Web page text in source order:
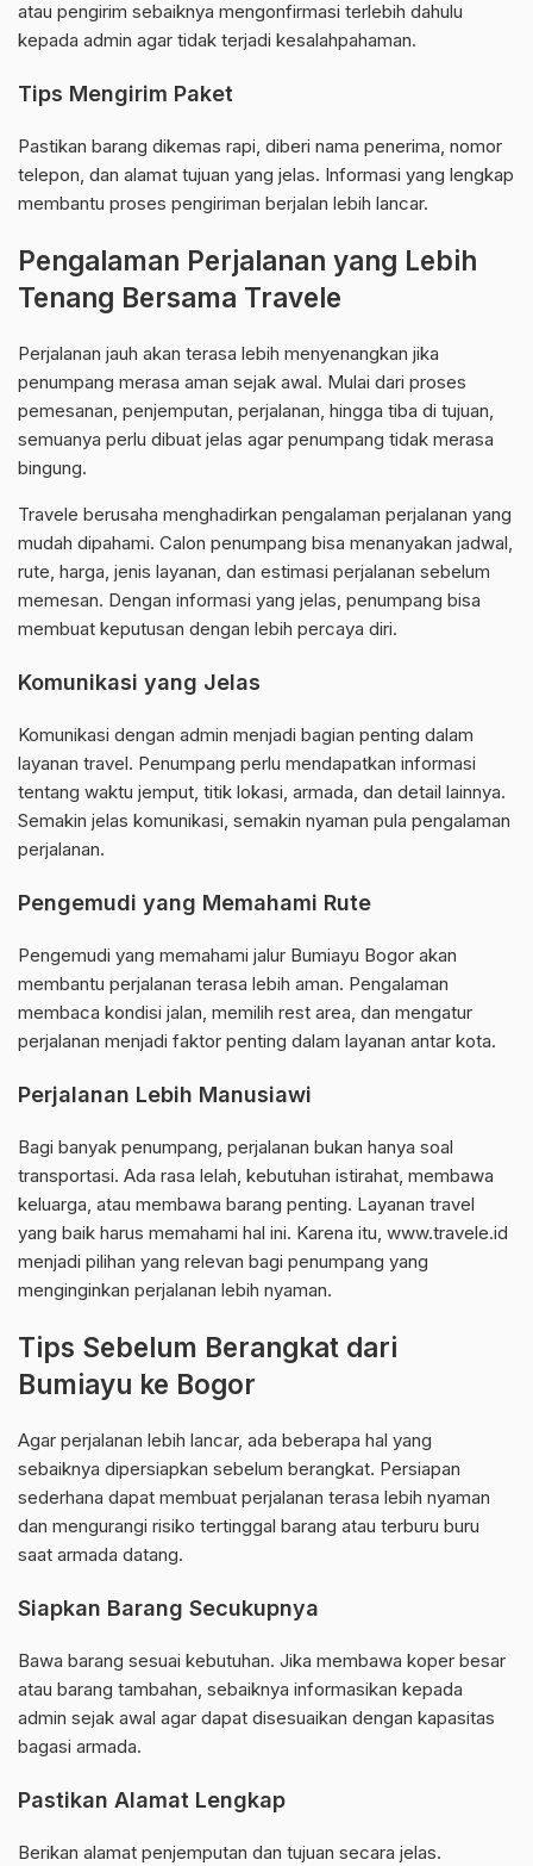
atau pengirim sebaiknya mengonfirmasi terlebih dahulu
kepada admin agar tidak terjadi kesalahpahaman.
Tips Mengirim Paket
Pastikan barang dikemas rapi, diberi nama penerima, nomor
telepon, dan alamat tujuan yang jelas. Informasi yang lengkap
membantu proses pengiriman berjalan lebih lancar.
Pengalaman Perjalanan yang Lebih
Tenang Bersama Travele
Perjalanan jauh akan terasa lebih menyenangkan jika
penumpang merasa aman sejak awal. Mulai dari proses
pemesanan, penjemputan, perjalanan, hingga tiba di tujuan,
semuanya perlu dibuat jelas agar penumpang tidak merasa
bingung.
Travele berusaha menghadirkan pengalaman perjalanan yang
mudah dipahami. Calon penumpang bisa menanyakan jadwal,
rute, harga, jenis layanan, dan estimasi perjalanan sebelum
memesan. Dengan informasi yang jelas, penumpang bisa
membuat keputusan dengan lebih percaya diri.
Komunikasi yang Jelas
Komunikasi dengan admin menjadi bagian penting dalam
layanan travel. Penumpang perlu mendapatkan informasi
tentang waktu jemput, titik lokasi, armada, dan detail lainnya.
Semakin jelas komunikasi, semakin nyaman pula pengalaman
perjalanan.
Pengemudi yang Memahami Rute
Pengemudi yang memahami jalur Bumiayu Bogor akan
membantu perjalanan terasa lebih aman. Pengalaman
membaca kondisi jalan, memilih rest area, dan mengatur
perjalanan menjadi faktor penting dalam layanan antar kota.
Perjalanan Lebih Manusiawi
Bagi banyak penumpang, perjalanan bukan hanya soal
transportasi. Ada rasa lelah, kebutuhan istirahat, membawa
keluarga, atau membawa barang penting. Layanan travel
yang baik harus memahami hal ini. Karena itu, www.travele.id
menjadi pilihan yang relevan bagi penumpang yang
menginginkan perjalanan lebih nyaman.
Tips Sebelum Berangkat dari
Bumiayu ke Bogor
Agar perjalanan lebih lancar, ada beberapa hal yang
sebaiknya dipersiapkan sebelum berangkat. Persiapan
sederhana dapat membuat perjalanan terasa lebih nyaman
dan mengurangi risiko tertinggal barang atau terburu buru
saat armada datang.
Siapkan Barang Secukupnya
Bawa barang sesuai kebutuhan. Jika membawa koper besar
atau barang tambahan, sebaiknya informasikan kepada
admin sejak awal agar dapat disesuaikan dengan kapasitas
bagasi armada.
Pastikan Alamat Lengkap
Berikan alamat penjemputan dan tujuan secara jelas.